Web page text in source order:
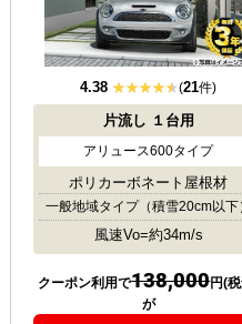
4.38 (21件)
片流し １台用
アリュース600タイプ
ポリカーボネート屋根材
一般地域タイプ（積雪20cm以下
風速Vo=約34m/s
クーポン利用で138,000円(
が